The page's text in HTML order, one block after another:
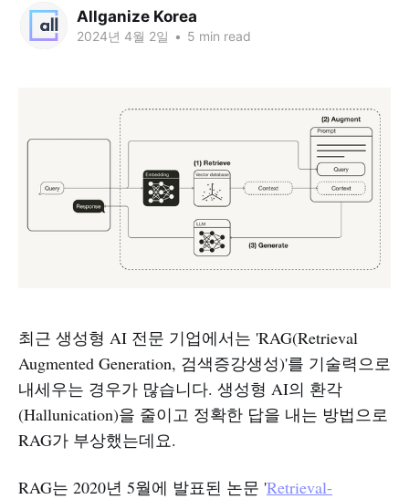
Allganize Korea
2024년 4월 2일 • 5 min read
최근 생성형 AI 전문 기업에서는 'RAG(Retrieval
Augmented Generation, 검색증강생성)'를 기술력으로
내세우는 경우가 많습니다. 생성형 AI의 환각
(Hallunication)을 줄이고 정확한 답을 내는 방법으로
RAG가 부상했는데요.
RAG는 2020년 5월에 발표된 논문 'Retrieval-